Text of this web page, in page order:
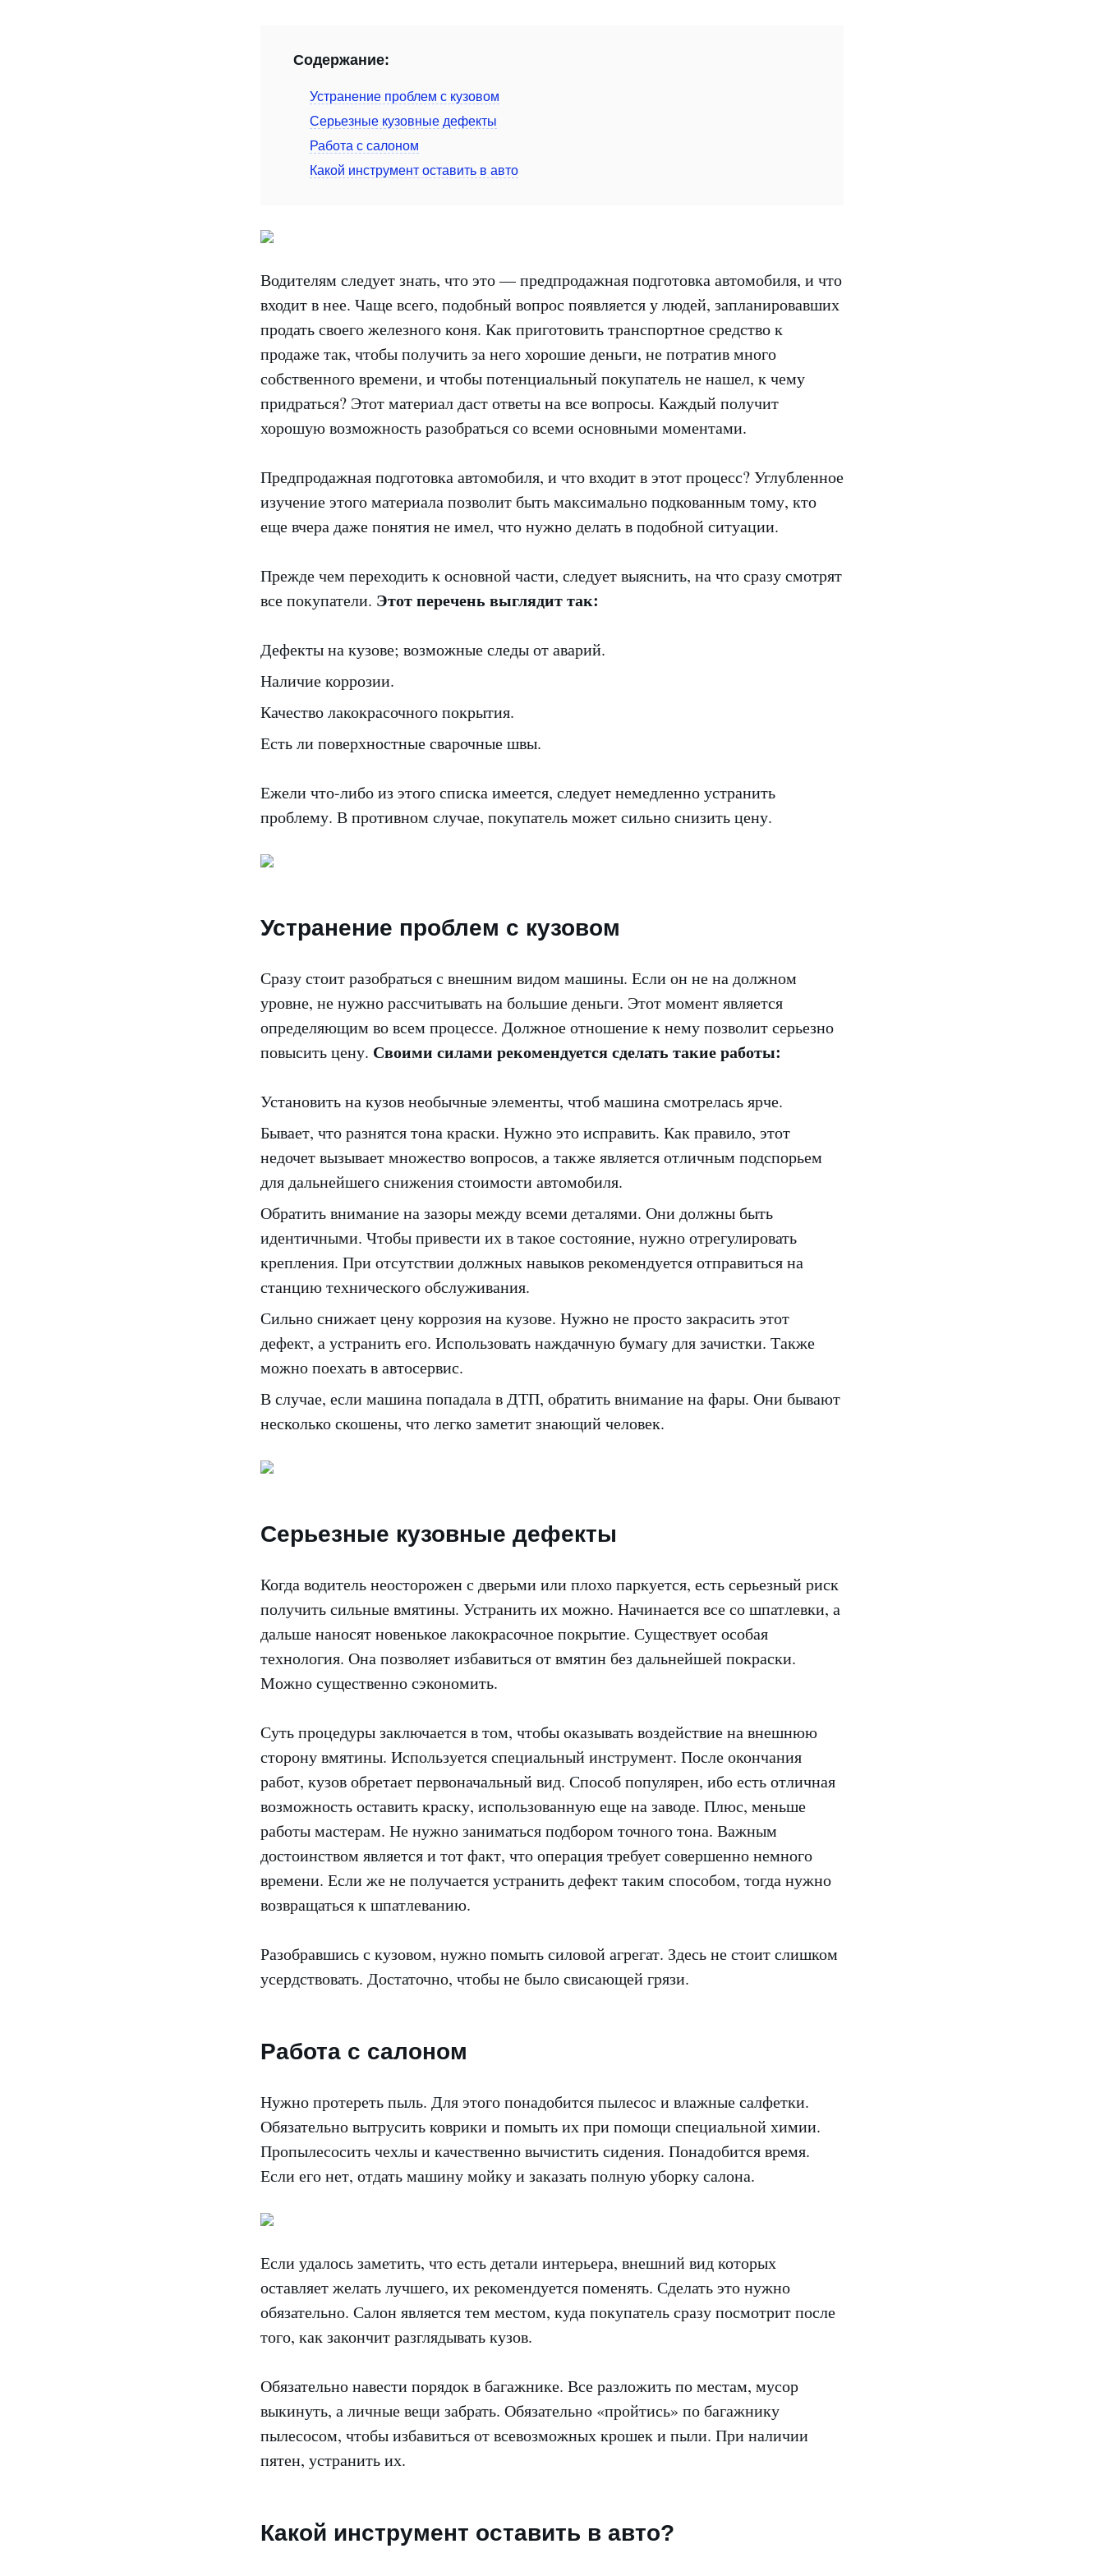
Содержание:
Устранение проблем с кузовом
Серьезные кузовные дефекты
Работа с салоном
Какой инструмент оставить в авто
Водителям следует знать, что это — предпродажная подготовка автомобиля, и что
входит в нее. Чаще всего, подобный вопрос появляется у людей, запланировавших
продать своего железного коня. Как приготовить транспортное средство к
продаже так, чтобы получить за него хорошие деньги, не потратив много
собственного времени, и чтобы потенциальный покупатель не нашел, к чему
придраться? Этот материал даст ответы на все вопросы. Каждый получит
хорошую возможность разобраться со всеми основными моментами.
Предпродажная подготовка автомобиля, и что входит в этот процесс? Углубленное
изучение этого материала позволит быть максимально подкованным тому, кто
еще вчера даже понятия не имел, что нужно делать в подобной ситуации.
Прежде чем переходить к основной части, следует выяснить, на что сразу смотрят
все покупатели. Этот перечень выглядит так:
Дефекты на кузове; возможные следы от аварий.
Наличие коррозии.
Качество лакокрасочного покрытия.
Есть ли поверхностные сварочные швы.
Ежели что-либо из этого списка имеется, следует немедленно устранить
проблему. В противном случае, покупатель может сильно снизить цену.
Устранение проблем с кузовом
Сразу стоит разобраться с внешним видом машины. Если он не на должном
уровне, не нужно рассчитывать на большие деньги. Этот момент является
определяющим во всем процессе. Должное отношение к нему позволит серьезно
повысить цену. Своими силами рекомендуется сделать такие работы:
Установить на кузов необычные элементы, чтоб машина смотрелась ярче.
Бывает, что разнятся тона краски. Нужно это исправить. Как правило, этот
недочет вызывает множество вопросов, а также является отличным подспорьем
для дальнейшего снижения стоимости автомобиля.
Обратить внимание на зазоры между всеми деталями. Они должны быть
идентичными. Чтобы привести их в такое состояние, нужно отрегулировать
крепления. При отсутствии должных навыков рекомендуется отправиться на
станцию технического обслуживания.
Сильно снижает цену коррозия на кузове. Нужно не просто закрасить этот
дефект, а устранить его. Использовать наждачную бумагу для зачистки. Также
можно поехать в автосервис.
В случае, если машина попадала в ДТП, обратить внимание на фары. Они бывают
несколько скошены, что легко заметит знающий человек.
Серьезные кузовные дефекты
Когда водитель неосторожен с дверьми или плохо паркуется, есть серьезный риск
получить сильные вмятины. Устранить их можно. Начинается все со шпатлевки, а
дальше наносят новенькое лакокрасочное покрытие. Существует особая
технология. Она позволяет избавиться от вмятин без дальнейшей покраски.
Можно существенно сэкономить.
Суть процедуры заключается в том, чтобы оказывать воздействие на внешнюю
сторону вмятины. Используется специальный инструмент. После окончания
работ, кузов обретает первоначальный вид. Способ популярен, ибо есть отличная
возможность оставить краску, использованную еще на заводе. Плюс, меньше
работы мастерам. Не нужно заниматься подбором точного тона. Важным
достоинством является и тот факт, что операция требует совершенно немного
времени. Если же не получается устранить дефект таким способом, тогда нужно
возвращаться к шпатлеванию.
Разобравшись с кузовом, нужно помыть силовой агрегат. Здесь не стоит слишком
усердствовать. Достаточно, чтобы не было свисающей грязи.
Работа с салоном
Нужно протереть пыль. Для этого понадобится пылесос и влажные салфетки.
Обязательно вытрусить коврики и помыть их при помощи специальной химии.
Пропылесосить чехлы и качественно вычистить сидения. Понадобится время.
Если его нет, отдать машину мойку и заказать полную уборку салона.
Если удалось заметить, что есть детали интерьера, внешний вид которых
оставляет желать лучшего, их рекомендуется поменять. Сделать это нужно
обязательно. Салон является тем местом, куда покупатель сразу посмотрит после
того, как закончит разглядывать кузов.
Обязательно навести порядок в багажнике. Все разложить по местам, мусор
выкинуть, а личные вещи забрать. Обязательно «пройтись» по багажнику
пылесосом, чтобы избавиться от всевозможных крошек и пыли. При наличии
пятен, устранить их.
Какой инструмент оставить в авто?